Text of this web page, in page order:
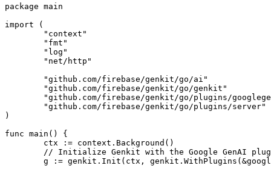
package main
import
(
"context"
"fmt"
"log"
"net/http"
"github.com/firebase/genkit/go/ai"
"github.com/firebase/genkit/go/genkit"
"github.com/firebase/genkit/go/plugins/
"github.com/firebase/genkit/go/plugins/server"
)
func main ()
{
ctx
:= context . Background ()
// Initialize Genkit with the Google GenAI
g
:= genkit . Init ( ctx , genkit . WithPlugins ( &